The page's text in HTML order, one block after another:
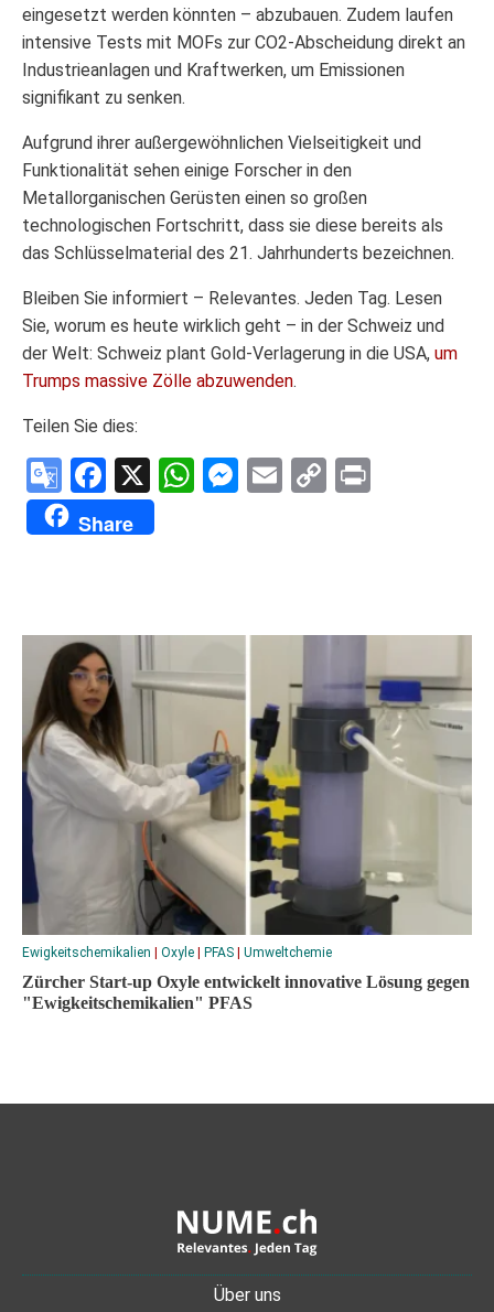
eingesetzt werden könnten – abzubauen. Zudem laufen
intensive Tests mit MOFs zur CO2-Abscheidung direkt an
Industrieanlagen und Kraftwerken, um Emissionen
signifikant zu senken.
Aufgrund ihrer außergewöhnlichen Vielseitigkeit und
Funktionalität sehen einige Forscher in den
Metallorganischen Gerüsten einen so großen
technologischen Fortschritt, dass sie diese bereits als
das Schlüsselmaterial des 21. Jahrhunderts bezeichnen.
Bleiben Sie informiert – Relevantes. Jeden Tag. Lesen
Sie, worum es heute wirklich geht – in der Schweiz und
der Welt: Schweiz plant Gold-Verlagerung in die USA, um
Trumps massive Zölle abzuwenden.
Teilen Sie dies:
Google
Translate
Facebook
X WhatsApp
Messenger
Email
Copy
Share
Ewigkeitschemikalien Oxyle PFAS Umweltchemie
Zürcher Start-up Oxyle entwickelt innovative Lösung gegen
"Ewigkeitschemikalien" PFAS
Über uns